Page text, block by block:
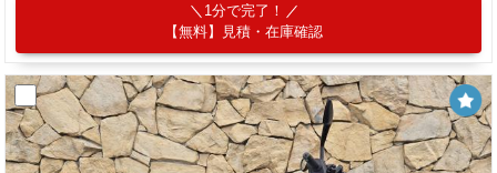
1分で完了！
【無料】見積・在庫確認